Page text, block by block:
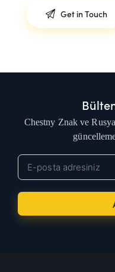
Chestny Znak ve